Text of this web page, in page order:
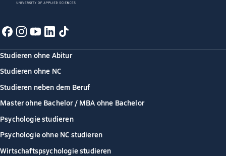
Studieren ohne Abitur
Studieren ohne NC
Studieren neben dem Beruf
Master ohne Bachelor / MBA ohne Bachelor
Psychologie studieren
Psychologie ohne NC studieren
Wirtschaftspsychologie studieren